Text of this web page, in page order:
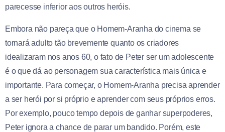
parecesse inferior aos outros heróis.
Embora não pareça que o Homem-Aranha do cinema se
tornará adulto tão brevemente quanto os criadores
idealizaram nos anos 60, o fato de Peter ser um adolescente
é o que dá ao personagem sua característica mais única e
importante. Para começar, o Homem-Aranha precisa aprender
a ser herói por si próprio e aprender com seus próprios erros.
Por exemplo, pouco tempo depois de ganhar superpoderes,
Peter ignora a chance de parar um bandido. Porém, este